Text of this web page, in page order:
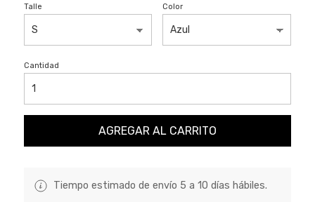
Talle Color
Cantidad
AGREGAR AL CARRITO
Tiempo estimado de envío 5 a 10 días hábiles.